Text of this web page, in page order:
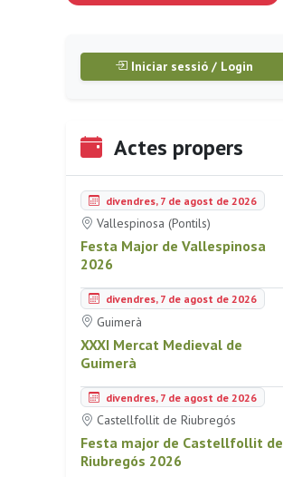
Iniciar sessió / Login
Actes propers
divendres, 7 de agost de 2026
Vallespinosa (Pontils)
Festa Major de Vallespinosa
2026
divendres, 7 de agost de 2026
Guimerà
XXXI Mercat Medieval de
Guimerà
divendres, 7 de agost de 2026
Castellfollit de Riubregós
Festa major de Castellfollit de
Riubregós 2026